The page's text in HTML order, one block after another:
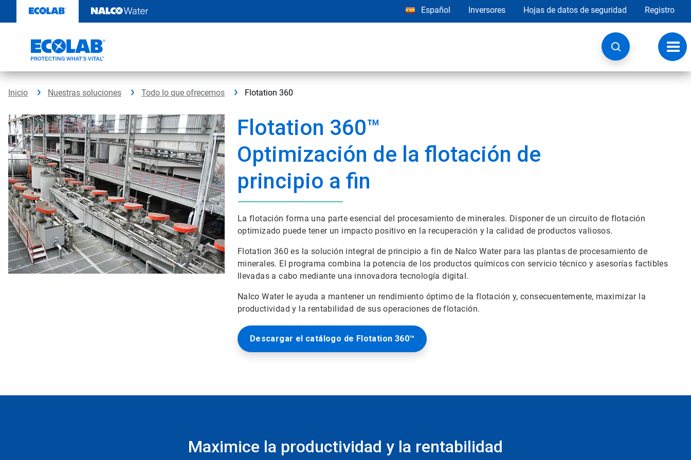
contenido
Español Inversores Hojas de datos de seguridad Registro
de
Inicio Nuestras soluciones Todo lo que ofrecemos Flotation 360
Flotation 360™
Optimización de la flotación de
principio a fin
La flotación forma una parte esencial del procesamiento de minerales. Disponer de un circuito de flotación
optimizado puede tener un impacto positivo en la recuperación y la calidad de productos valiosos.
Flotation 360 es la solución integral de principio a fin de Nalco Water para las plantas de procesamiento de
minerales. El programa combina la potencia de los productos químicos con servicio técnico y asesorías factibles
llevadas a cabo mediante una innovadora tecnología digital.
Nalco Water le ayuda a mantener un rendimiento óptimo de la flotación y, consecuentemente, maximizar la
productividad y la rentabilidad de sus operaciones de flotación.
Descargar el catálogo de Flotation 360™
Maximice la productividad y la rentabilidad